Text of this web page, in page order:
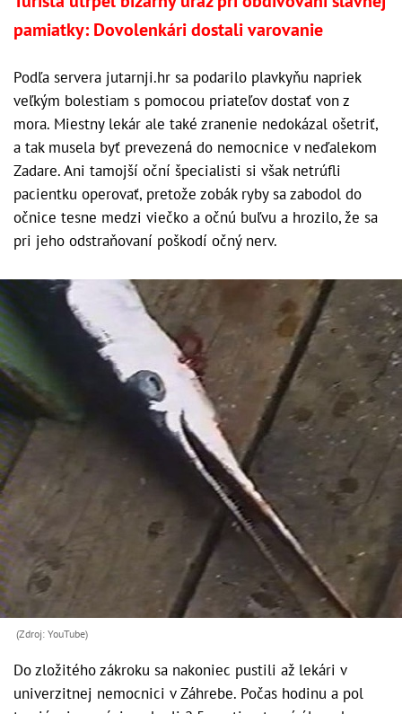
pamiatky: Dovolenkári dostali varovanie
Podľa servera jutarnji.hr sa podarilo plavkyňu napriek
veľkým bolestiam s pomocou priateľov dostať von z
mora. Miestny lekár ale také zranenie nedokázal ošetriť,
a tak musela byť prevezená do nemocnice v neďalekom
Zadare. Ani tamojší oční špecialisti si však netrúfli
pacientku operovať, pretože zobák ryby sa zabodol do
očnice tesne medzi viečko a očnú buľvu a hrozilo, že sa
pri jeho odstraňovaní poškodí očný nerv.
(Zdroj: YouTube)
Do zložitého zákroku sa nakoniec pustili až lekári v
univerzitnej nemocnici v Záhrebe. Počas hodinu a pol